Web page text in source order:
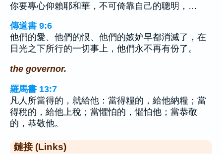
你要專心仰賴耶和華，不可倚靠自己的聰明，…
傳道書 9:6
他們的愛、他們的恨、他們的嫉妒早都消滅了，在
日光之下所行的一切事上，他們永不再有份了。
the governor.
羅馬書 13:7
凡人所當得的，就給他：當得糧的，給他納糧；當
得稅的，給他上稅；當懼怕的，懼怕他；當恭敬
的，恭敬他。
鏈接 (Links)